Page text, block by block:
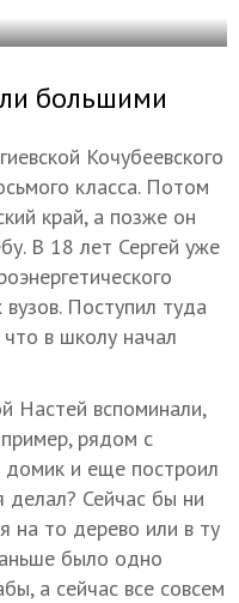
большими
Кочубеевского
класса. Потом
край, а позже он
В 18 лет Сергей уже
Поступил туда
в школу начал
Настей вспоминали,
рядом с
и еще построил
Сейчас бы ни
на то дерево или в ту
было одно
а сейчас все совсем